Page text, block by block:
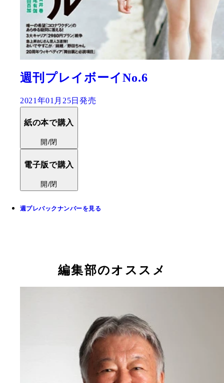
週刊プレイボーイNo.6
2021年01月25日発売
紙の本で購入
開/閉
電子版で購入
開/閉
週プレバックナンバーを見る
編集部のオススメ